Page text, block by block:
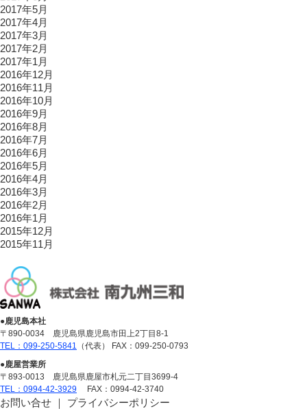
2017年5月
2017年4月
2017年3月
2017年2月
2017年1月
2016年12月
2016年11月
2016年10月
2016年9月
2016年8月
2016年7月
2016年6月
2016年5月
2016年4月
2016年3月
2016年2月
2016年1月
2015年12月
2015年11月
●鹿児島本社
〒890-0034 鹿児島県鹿児島市田上2丁目8-1
TEL：099-250-5841
（代表） FAX：099-250-0793
●鹿屋営業所
〒893-0013 鹿児島県鹿屋市札元二丁目3699-4
TEL：0994-42-3929 FAX：0994-42-3740
お問い合せ ｜ プライバシーポリシー